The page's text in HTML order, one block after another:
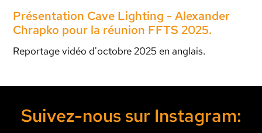
Présentation Cave Lighting - Alexander
Chrapko pour la réunion FFTS 2025.
Reportage vidéo d'octobre 2025 en anglais.
Suivez-nous sur Instagram: